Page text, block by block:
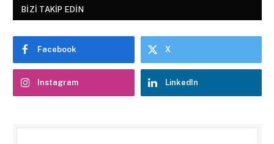
BIZI TAKIP EDIN
Facebook X
Instagram LinkedIn